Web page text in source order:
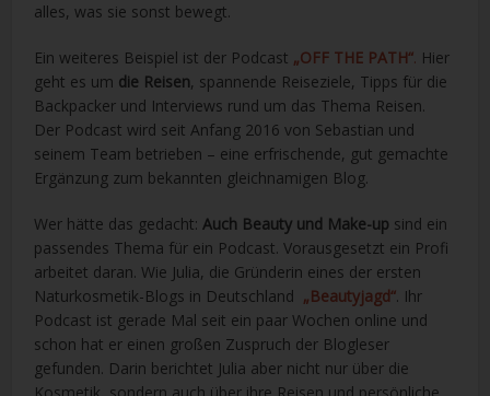
alles, was sie sonst bewegt.
Ein weiteres Beispiel ist der Podcast „OFF THE PATH“. Hier
geht es um die Reisen, spannende Reiseziele, Tipps für die
Backpacker und Interviews rund um das Thema Reisen.
Der Podcast wird seit Anfang 2016 von Sebastian und
seinem Team betrieben – eine erfrischende, gut gemachte
Ergänzung zum bekannten gleichnamigen Blog.
Wer hätte das gedacht: Auch Beauty und Make-up sind ein
passendes Thema für ein Podcast. Vorausgesetzt ein Profi
arbeitet daran. Wie Julia, die Gründerin eines der ersten
Naturkosmetik-Blogs in Deutschland „Beautyjagd“. Ihr
Podcast ist gerade Mal seit ein paar Wochen online und
schon hat er einen großen Zuspruch der Blogleser
gefunden. Darin berichtet Julia aber nicht nur über die